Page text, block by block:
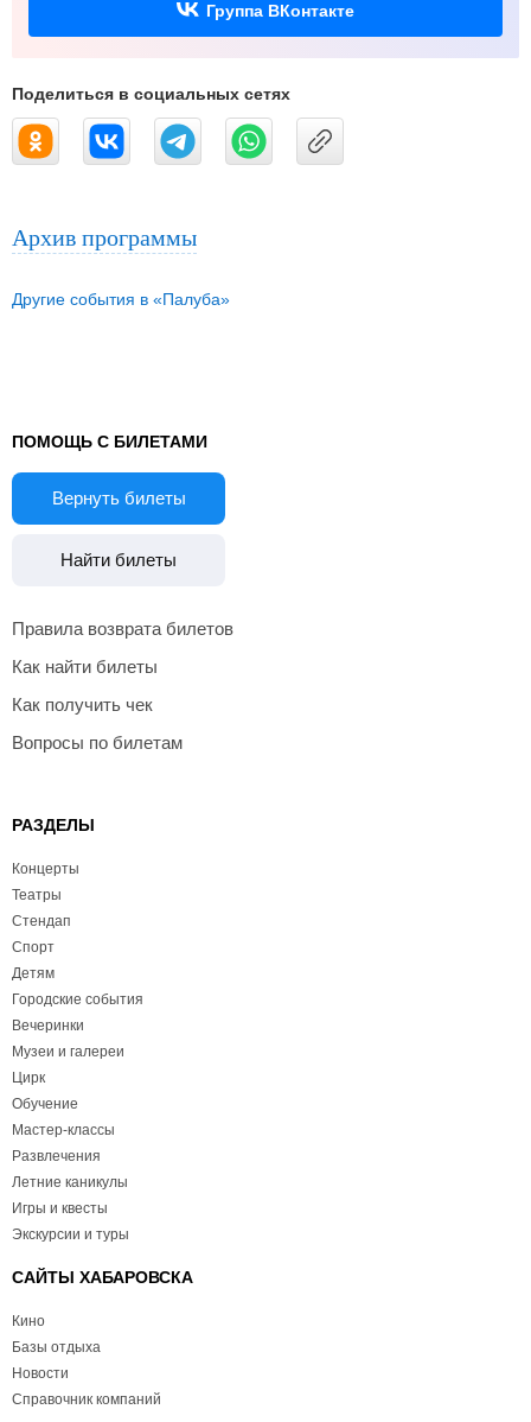
Группа ВКонтакте
Поделиться в социальных сетях
Архив программы
Другие события в «Палуба»
ПОМОЩЬ С БИЛЕТАМИ
Вернуть билеты
Найти билеты
Правила возврата билетов
Как найти билеты
Как получить чек
Вопросы по билетам
РАЗДЕЛЫ
Концерты
Театры
Стендап
Спорт
Детям
Городские события
Вечеринки
Музеи и галереи
Цирк
Обучение
Мастер-классы
Развлечения
Летние каникулы
Игры и квесты
Экскурсии и туры
САЙТЫ ХАБАРОВСКА
Кино
Базы отдыха
Новости
Справочник компаний